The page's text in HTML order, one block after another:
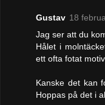
Gustav 18
Jag ser att du
Hålet i
ett ofta fotat
Kanske det kan
Hoppas på det i